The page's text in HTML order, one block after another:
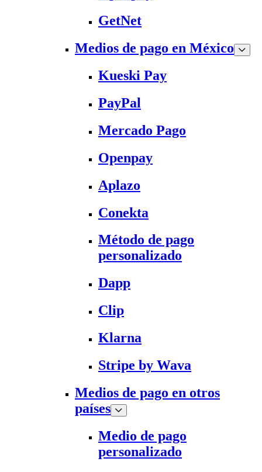
GetNet
Medios de pago en México
Kueski Pay
PayPal
Mercado Pago
Openpay
Aplazo
Conekta
Método de pago
personalizado
Dapp
Clip
Klarna
Stripe by Wava
Medios de pago en otros
países
Medio de pago
personalizado